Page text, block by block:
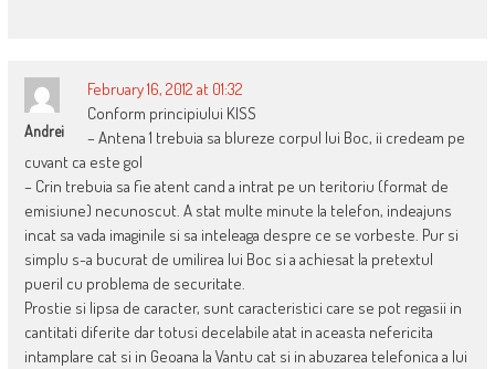
Andrei
February 16, 2012 at 01:32
Conform principiului KISS
– Antena 1 trebuia sa blureze corpul lui Boc, ii credeam pe
cuvant ca este gol
– Crin trebuia sa fie atent cand a intrat pe un teritoriu (format de
emisiune) necunoscut. A stat multe minute la telefon, indeajuns
incat sa vada imaginile si sa inteleaga despre ce se vorbeste. Pur si
simplu s-a bucurat de umilirea lui Boc si a achiesat la pretextul
pueril cu problema de securitate.
Prostie si lipsa de caracter, sunt caracteristici care se pot regasii in
cantitati diferite dar totusi decelabile atat in aceasta nefericita
intamplare cat si in Geoana la Vantu cat si in abuzarea telefonica a lui